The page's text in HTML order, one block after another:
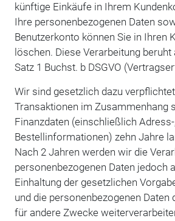
künftige Einkäufe in Ihrem
Ihre personenbezogenen Daten
Benutzerkonto können Sie in Ihren
löschen. Diese Verarbeitung beruht
Satz 1 Buchst. b DSGVO
Wir sind gesetzlich dazu
Transaktionen im Zusammenhang
Finanzdaten (einschließlich
Bestellinformationen) zehn Jahre
Nach 2 Jahren werden wir die
personenbezogenen Daten jedoch
Einhaltung der gesetzlichen
und die personenbezogenen Daten
für andere Zwecke